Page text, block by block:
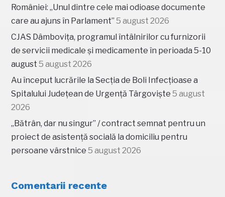
României: „Unul dintre cele mai odioase documente
care au ajuns în Parlament” 5 august 2026
CJAS Dâmbovița, programul întâlnirilor cu furnizorii
de servicii medicale și medicamente în perioada 5-10
august 5 august 2026
Au început lucrările la Secția de Boli Infecțioase a
Spitalului Județean de Urgență Târgoviște 5 august
2026
„Bătrân, dar nu singur” / contract semnat pentru un
proiect de asistență socială la domiciliu pentru
persoane vârstnice 5 august 2026
Comentarii recente